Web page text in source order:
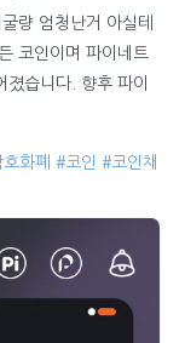
량 엄청난거 아실테
코인이며 파이네트
습니다. 향후 파이
화폐 #코인 #코인채